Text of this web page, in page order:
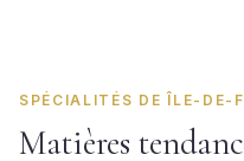
SPÉCIALITÉS DE ÎLE-DE-
Matières